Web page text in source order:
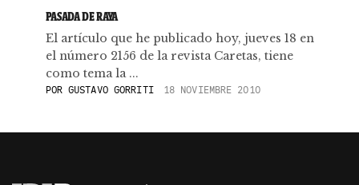
PASADA DE RAYA
El artículo que he publicado hoy, jueves 18 en
el número 2156 de la revista Caretas, tiene
como tema la ...
POR GUSTAVO GORRITI 18 NOVIEMBRE 2010